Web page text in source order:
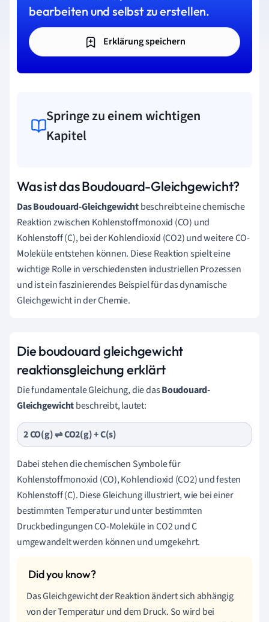
bearbeiten und selbst zu erstellen.
Erklärung speichern
Springe zu einem wichtigen
Kapitel
Was ist das Boudouard-Gleichgewicht?
Das Boudouard-Gleichgewichtbeschreibt eine chemische
Reaktion zwischen Kohlenstoffmonoxid (CO) und
Kohlenstoff (C), bei der Kohlendioxid (CO2) und weitere CO-
Moleküle entstehen können. Diese Reaktion spielt eine
wichtige Rolle in verschiedensten industriellen Prozessen
und ist ein faszinierendes Beispiel für das dynamische
Gleichgewicht in der Chemie.
Die boudouard gleichgewicht
reaktionsgleichung erklärt
Die fundamentale Gleichung, die dasBoudouard-
Gleichgewichtbeschreibt, lautet:
2 CO(g) ⇌ CO2(g) + C(s)
Dabei stehen die chemischen Symbole für
Kohlenstoffmonoxid (CO), Kohlendioxid (CO2) und festen
Kohlenstoff (C). Diese Gleichung illustriert, wie bei einer
bestimmten Temperatur und unter bestimmten
Druckbedingungen CO-Moleküle in CO2 und C
umgewandelt werden können und umgekehrt.
Das Gleichgewicht der Reaktion ändert sich abhängig
von der Temperatur und dem Druck. So wird bei